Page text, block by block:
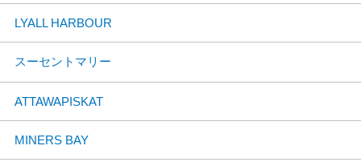
LYALL HARBOUR
スーセントマリー
ATTAWAPISKAT
MINERS BAY